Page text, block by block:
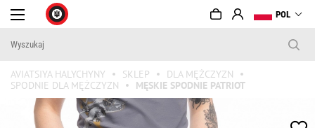
POL
AVIATSIYA HALYCHYNY SKLEP
DLA MĘŻCZYZN
SPODNIE DLA MĘŻCZYZN
MĘSKIE SPODNIE PATRIOT